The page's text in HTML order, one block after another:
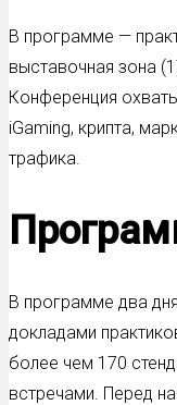
В программе —
выставочная зона
Конференция
iGaming, крипта,
трафика.
В программе два
докладами
более чем 170
встречами. Перед